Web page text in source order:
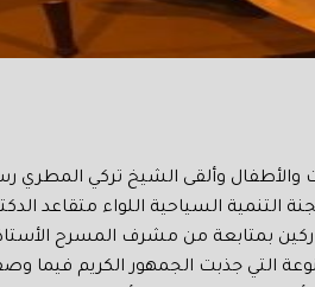
والأطفال وألقى الشيخ تركي
السياحية اللواء متقاعد
بمتابعة من مشرف المسرح
التي جذبت الجمهور الكريم فيما